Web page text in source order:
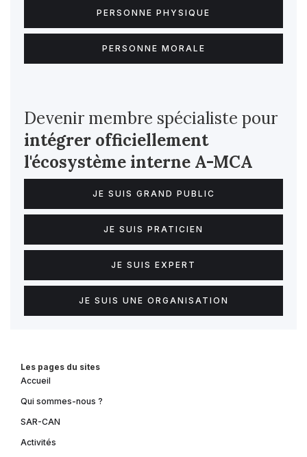
PERSONNE PHYSIQUE
PERSONNE MORALE
Devenir membre spécialiste pour
intégrer officiellement
l'écosystème interne A-MCA
JE SUIS GRAND PUBLIC
JE SUIS PRATICIEN
JE SUIS EXPERT
JE SUIS UNE ORGANISATION
Les pages du sites
Accueil
Qui sommes-nous ?
SAR-CAN
Activités